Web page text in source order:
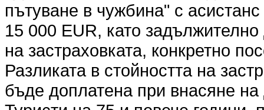
пътуване в чужбина" с
15 000 EUR, като
на застраховката, конкретно
Разликата в стойността на
бъде доплатена при внасяне на